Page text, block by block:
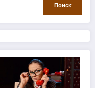
Поиск